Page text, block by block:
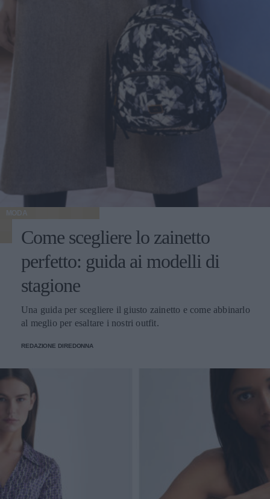
MODA
Come scegliere lo zainetto
perfetto: guida ai modelli di
stagione
Una guida per scegliere il giusto zainetto e come abbinarlo
al meglio per esaltare i nostri outfit.
REDAZIONE DIREDONNA